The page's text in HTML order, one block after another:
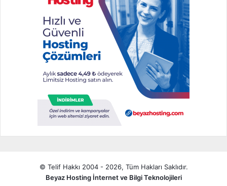
© Telif Hakkı 2004 - 2026, Tüm Hakları Saklıdır.
Beyaz Hosting İnternet ve Bilgi Teknolojileri